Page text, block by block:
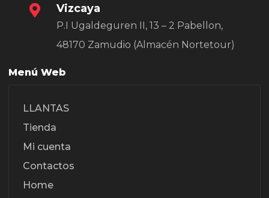
Vizcaya
P.I Ugaldeguren II, 13 – 2 Pabellon,
48170 Zamudio (Almacén Nortetour)
Menú Web
LLANTAS
Tienda
Mi cuenta
Contactos
Home